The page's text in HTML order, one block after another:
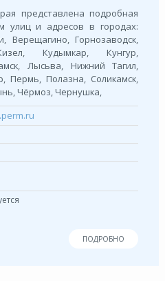
представлена подробная
улиц и адресов в городах:
Верещагино, Горнозаводск,
Кудымкар, Кунгур,
Лысьва, Нижний Тагил,
Полазна, Соликамск,
Чёрмоз, Чернушка,
ПОДРОБНО